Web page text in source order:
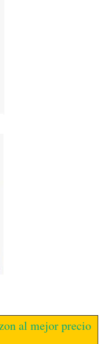
al mejor precio